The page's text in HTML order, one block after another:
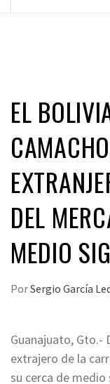
EL
DEL
MEDIO
PorSergio García
Guanajuato, Gto.-
extrajero de la
su cerca de